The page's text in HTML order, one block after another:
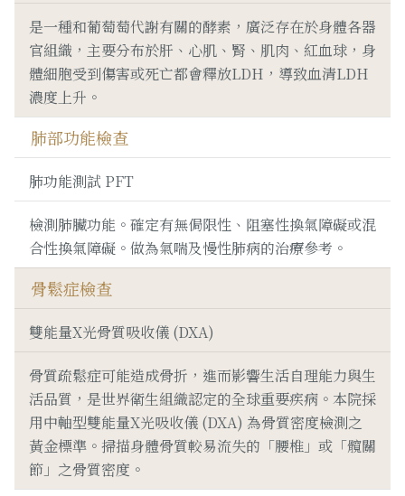
是一種和葡萄萄代謝有關的酵素，廣泛存在於身體各器
官組織，主要分布於肝、心肌、腎、肌肉、紅血球，身
體細胞受到傷害或死亡都會釋放LDH，導致血清LDH
濃度上升。
肺部功能檢查
肺功能測試 PFT
檢測肺臟功能。確定有無侷限性、阻塞性換氣障礙或混
合性換氣障礙。做為氣喘及慢性肺病的治療參考。
骨鬆症檢查
雙能量X光骨質吸收儀 (DXA)
骨質疏鬆症可能造成骨折，進而影響生活自理能力與生
活品質，是世界衛生組織認定的全球重要疾病。本院採
用中軸型雙能量X光吸收儀 (DXA) 為骨質密度檢測之
黃金標準。掃描身體骨質較易流失的「腰椎」或「髖關
節」之骨質密度。